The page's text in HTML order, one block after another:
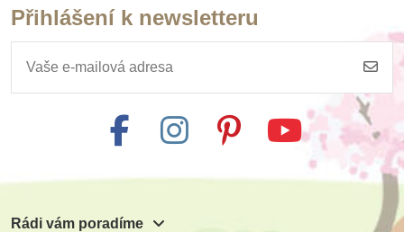
Přihlášení k newsletteru
Rádi vám poradíme